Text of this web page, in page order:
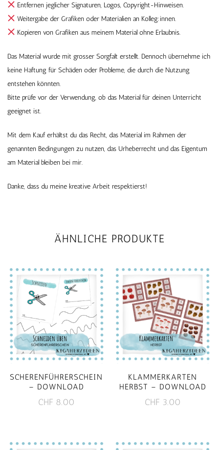
Entfernen jeglicher Signaturen, Logos, Copyright-Hinweisen.
Weitergabe der Grafiken oder Materialien an Kolleg:innen.
Kopieren von Grafiken aus meinem Material ohne Erlaubnis.
Das Material wurde mit grosser Sorgfalt erstellt. Dennoch übernehme ich
keine Haftung für Schäden oder Probleme, die durch die Nutzung
entstehen könnten.
Bitte prüfe vor der Verwendung, ob das Material für deinen Unterricht
geeignet ist.
Mit dem Kauf erhältst du das Recht, das Material im Rahmen der
genannten Bedingungen zu nutzen, das Urheberrecht und das Eigentum
am Material bleiben bei mir.
Danke, dass du meine kreative Arbeit respektierst!
ÄHNLICHE PRODUKTE
SCHERENFÜHRERSCHEIN
– DOWNLOAD
CHF 8.00
KLAMMERKARTEN
HERBST – DOWNLOAD
CHF 3.00